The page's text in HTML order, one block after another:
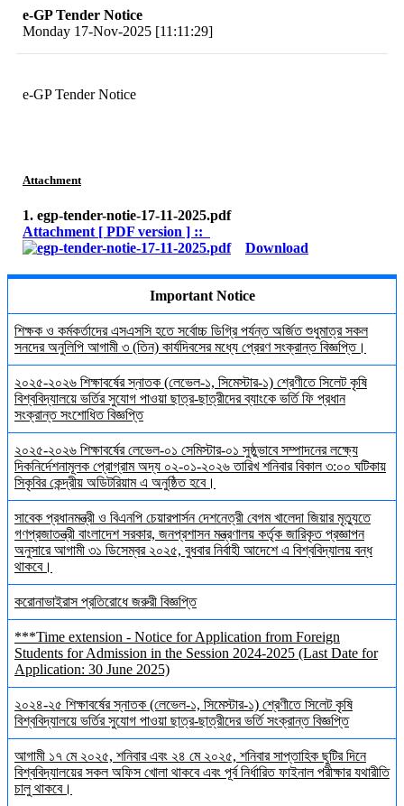
e-GP Tender Notice
Monday 17-Nov-2025 [11:11:29]
e-GP Tender Notice
Attachment
1. egp-tender-notie-17-11-2025.pdf
Attachment [ PDF version ] ::
Download
Important Notice
শিক্ষক ও কর্মকর্তাদের এসএসসি হতে সর্বোচ্চ ডিগ্রি পর্যন্ত অর্জিত শুধুমাত্র সকল
সনদের অনুলিপি আগামী ৩ (তিন) কার্যদিবসের মধ্যে প্রেরণ সংক্রান্ত বিজ্ঞপ্তি।
২০২৫-২০২৬ শিক্ষাবর্ষের স্নাতক (লেভেল-১, সিমেস্টার-১) শ্রেণীতে সিলেট কৃষি
বিশ্ববিদ্যালয়ে ভর্তির সুযোগ পাওয়া ছাত্র-ছাত্রীদের ব্যাংকে ভর্তি ফি প্রধান
সংক্রান্ত সংশোধিত বিজ্ঞপ্তি
২০২৫-২০২৬ শিক্ষাবর্ষের লেভেল-০১ সেমিস্টার-০১ সুষ্ঠুভাবে সম্পাদনের লক্ষ্যে
দিকনির্দেশনামূলক প্রোগ্রাম অদ্য ০২-০১-২০২৬ তারিখ শনিবার বিকাল ৩:০০ ঘটিকায়
সিকৃবির কেন্দ্রীয় অডিটরিয়াম এ অনুষ্ঠিত হবে।
সাবেক প্রধানমন্ত্রী ও বিএনপি চেয়ারপার্সন দেশনেত্রী বেগম খালেদা জিয়ার মৃত্যুতে
গণপ্রজাতন্ত্রী বাংলাদেশ সরকার, জনপ্রশাসন মন্ত্রণালয় কর্তৃক জারিকৃত প্রজ্ঞাপন
অনুসারে আগামী ৩১ ডিসেম্বর ২০২৫, বুধবার নির্বাহী আদেশে এ বিশ্ববিদ্যালয় বন্ধ
থাকবে।
করোনাভাইরাস প্রতিরোধে জরুরী বিজ্ঞপ্তি
***Time extension - Notice for Application from Foreign
Students for Admission in the Session 2024-2025 (Last Date for
Application: 30 June 2025)
২০২৪-২৫ শিক্ষাবর্ষের স্নাতক (লেভেল-১, সিমেস্টার-১) শ্রেণীতে সিলেট কৃষি
বিশ্ববিদ্যালয়ে ভর্তির সুযোগ পাওয়া ছাত্র-ছাত্রীদের ভর্তি সংক্রান্ত বিজ্ঞপ্তি
আগামী ১৭ মে ২০২৫, শনিবার এবং ২৪ মে ২০২৫, শনিবার সাপ্তাহিক ছুটির দিনে
বিশ্ববিদ্যালয়ের সকল অফিস খোলা থাকবে এবং পূর্ব নির্ধারিত ফাইনাল পরীক্ষার যথারীতি
চালু থাকবে।